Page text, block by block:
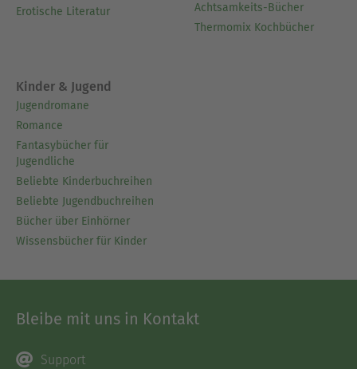
Erotische Literatur
Achtsamkeits-Bücher
Thermomix Kochbücher
Kinder & Jugend
Jugendromane
Romance
Fantasybücher für
Jugendliche
Beliebte Kinderbuchreihen
Beliebte Jugendbuchreihen
Bücher über Einhörner
Wissensbücher für Kinder
Bleibe mit uns in Kontakt
Support